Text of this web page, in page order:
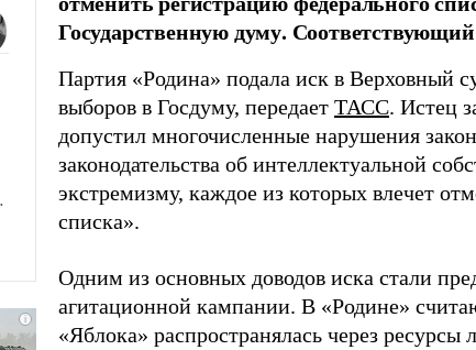
Государственную думу.
Партия «Родина» подала иск в Верховный
выборов в Госдуму, передает ТАСС. Истец
допустил многочисленные нарушения
законодательства об интеллектуальной
экстремизму, каждое из которых влечет
списка».
Одним из основных доводов иска стали
агитационной кампании. В «Родине»
«Яблока» распространялась через